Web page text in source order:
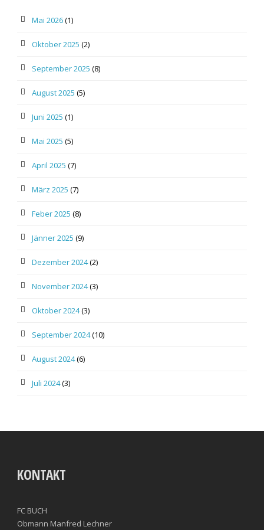
Mai 2026(1)
Oktober 2025 (2)
September 2025 (8)
August 2025 (5)
Juni 2025 (1)
Mai 2025 (5)
April 2025 (7)
März 2025 (7)
Feber 2025 (8)
Jänner 2025 (9)
Dezember 2024(2)
November 2024(3)
Oktober 2024(3)
September 2024(10)
August 2024(6)
Juli 2024(3)
KONTAKT
FC BUCH
Obmann Manfred Lechner